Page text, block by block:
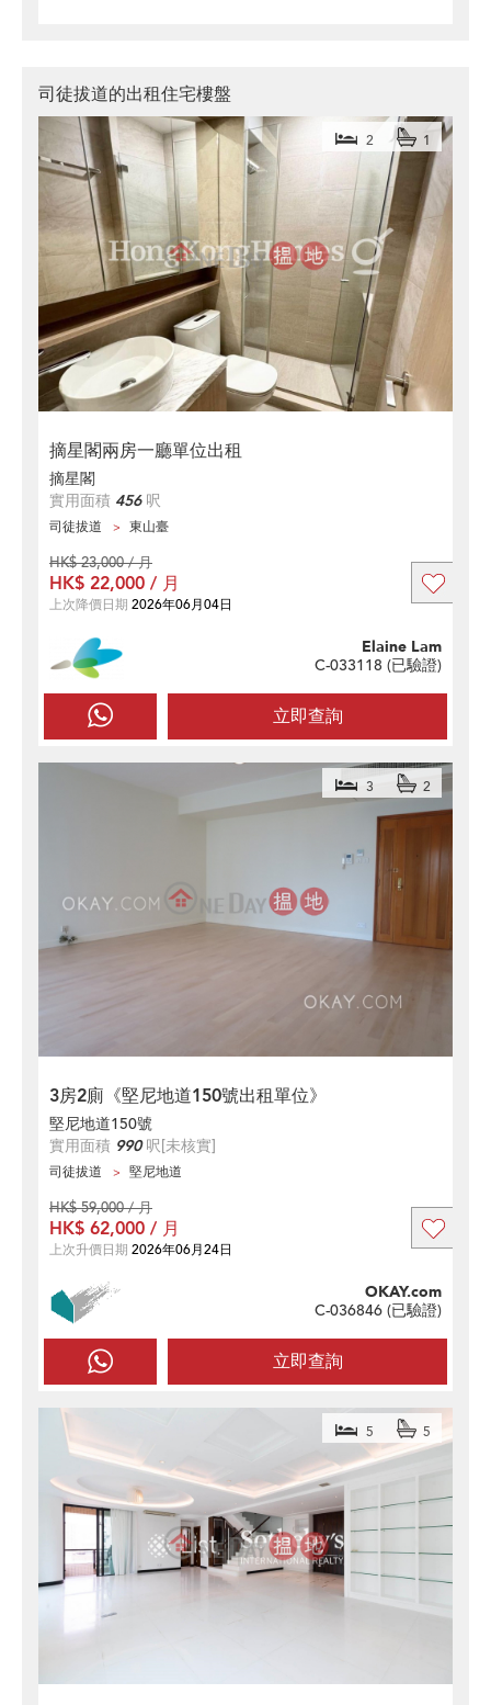
司徒拔道的出租住宅樓盤
摘星閣兩房一廳單位出租
2 1
摘星閣
實用面積 456呎
司徒拔道 東山臺
立即查詢
Elaine Lam
C-033118 (已驗證)
HK$ 23,000 / 月
HK$ 22,000 / 月
上次降價日期 2026年06月04日
3房2廁《堅尼地道150號出租單位》
3 2
堅尼地道150號
實用面積 990呎[未核實]
司徒拔道 堅尼地道
立即查詢
OKAY.com
C-036846 (已驗證)
HK$ 59,000 / 月
HK$ 62,000 / 月
上次升價日期 2026年06月24日
5 5